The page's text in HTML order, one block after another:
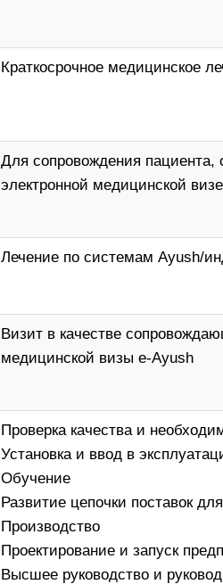
Краткосрочное медицинское
Для сопровождения
электронной медицинской визе
Лечение по системам Ayush/
Визит в качестве
медицинской визы e-Ayush
Проверка качества и
Установка и ввод в
Обучение
Развитие цепочки поставок
Производство
Проектирование и запуск
Высшее руководство и